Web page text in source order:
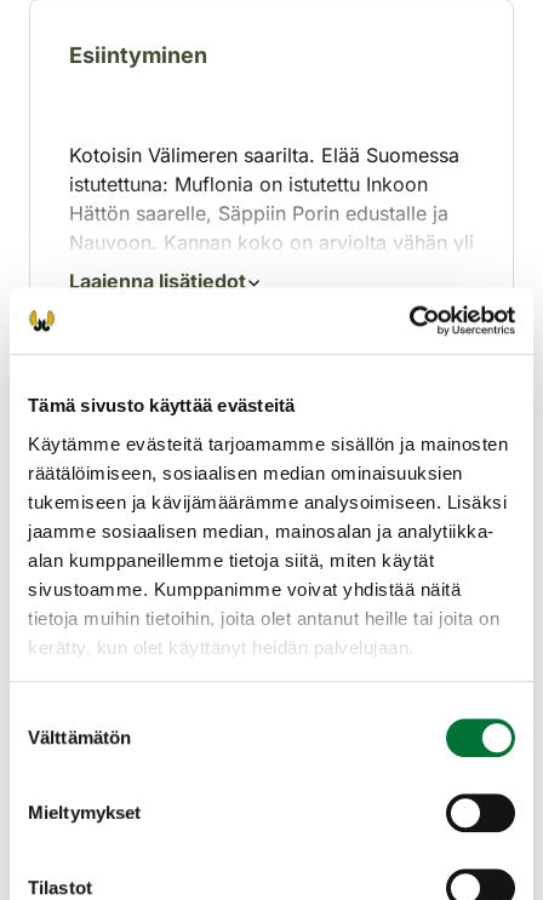
Tämä sivusto käyttää evästeitä
Käytämme evästeitä tarjoamamme sisällön ja mainosten
räätälöimiseen, sosiaalisen median ominaisuuksien
tukemiseen ja kävijämäärämme analysoimiseen. Lisäksi
jaamme sosiaalisen median, mainosalan ja analytiikka-
alan kumppaneillemme tietoja siitä, miten käytät
sivustoamme. Kumppanimme voivat yhdistää näitä
tietoja muihin tietoihin, joita olet antanut heille tai joita on
kerätty, kun olet käyttänyt heidän palvelujaan.
valinta
Välttämätön
Mieltymykset
Tilastot
Esiintyminen
Kotoisin Välimeren saarilta. Elää Suomessa
istutettuna: Muflonia on istutettu Inkoon
Hättön saarelle, Säppiin Porin edustalle ja
Nauvoon. Kannan koko on arviolta vähän yli
100 yksilöä.
Laajenna lisätiedot